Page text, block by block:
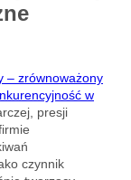
– zrównoważony
w
presji
czynnik